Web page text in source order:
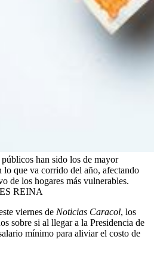
han sido los de mayor
lo que va corrido del año, afectando
de los hogares más vulnerables.
REINA
viernes de Noticias Caracol, los
sobre si al llegar a la Presidencia de
mínimo para aliviar el costo de